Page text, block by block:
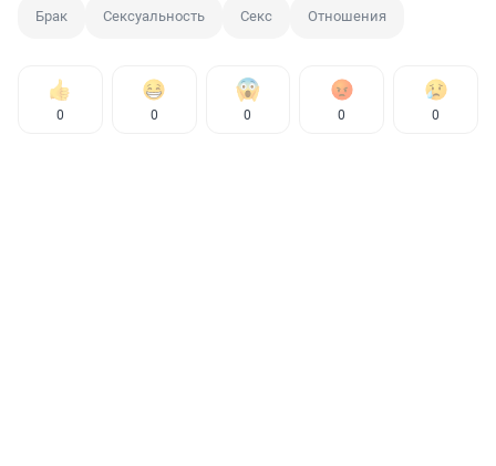
Брак Сексуальность Секс Отношения
0 0 0 0 0